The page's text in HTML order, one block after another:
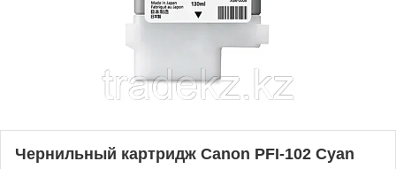
Чернильный картридж Canon PFI-102 Cyan